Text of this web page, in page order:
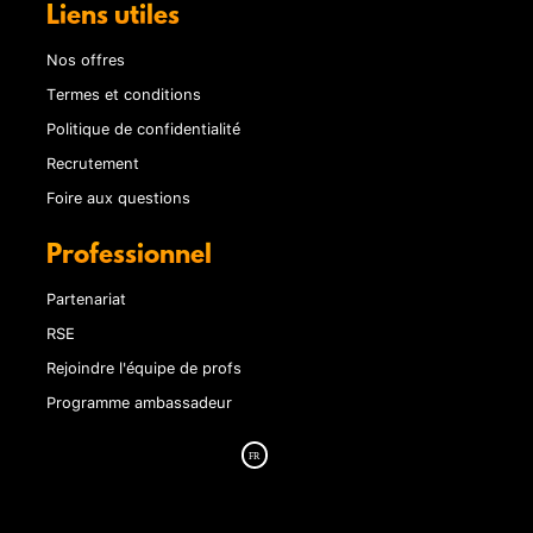
Liens utiles
Nos offres
Termes et conditions
Politique de confidentialité
Recrutement
Foire aux questions
Professionnel
Partenariat
RSE
Rejoindre l'équipe de profs
Programme ambassadeur